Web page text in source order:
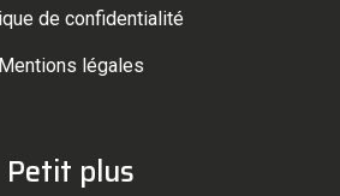
de confidentialité
Mentions légales
Petit plus